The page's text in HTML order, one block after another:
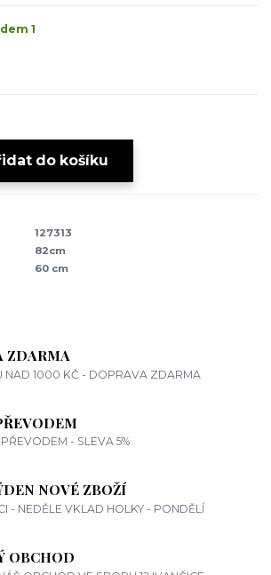
1
do košíku
127313
82cm
60 cm
ZDARMA
NAD 1000 KČ - DOPRAVA ZDARMA
- SLEVA 5%
NOVÉ ZBOŽÍ
- NEDĚLE VKLAD HOLKY - PONDĚLÍ
OBCHOD